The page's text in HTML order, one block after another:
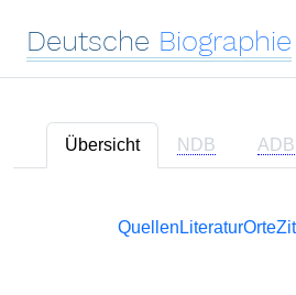
Deutsche Biographie
Übersicht NDB ADB
Quellen LiteraturOrte